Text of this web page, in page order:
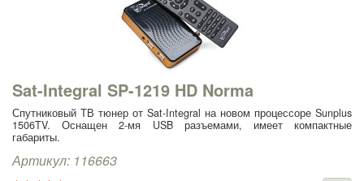
Sat-Integral SP-1219 HD Norma
Спутниковый ТВ тюнер от Sat-Integral на новом процессоре Sunplus
1506TV. Оснащен 2-мя USB разъемами, имеет компактные
габариты.
Артикул: 116663